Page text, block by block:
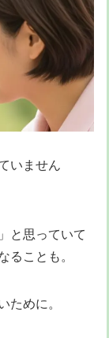
いません
と思っていて
ることも。
ために。